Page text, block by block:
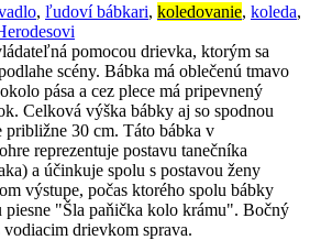
, ľudoví bábkari, koledovanie, koleda,
pomocou drievka, ktorým sa
scény. Bábka má oblečenú tmavo
pása a cez plece má pripevnený
Celková výška bábky aj so spodnou
30 cm. Táto bábka v
reprezentuje postavu tanečníka
a účinkuje spolu s postavou ženy
výstupe, počas ktorého spolu bábky
piesne "Šla paňička kolo krámu". Bočný
drievkom sprava.